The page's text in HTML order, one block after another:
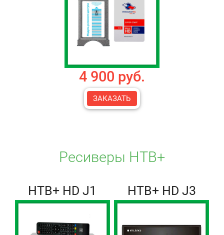
4 900 руб.
ЗАКАЗАТЬ
Ресиверы НТВ+
НТВ+ HD J1 НТВ+ HD J3